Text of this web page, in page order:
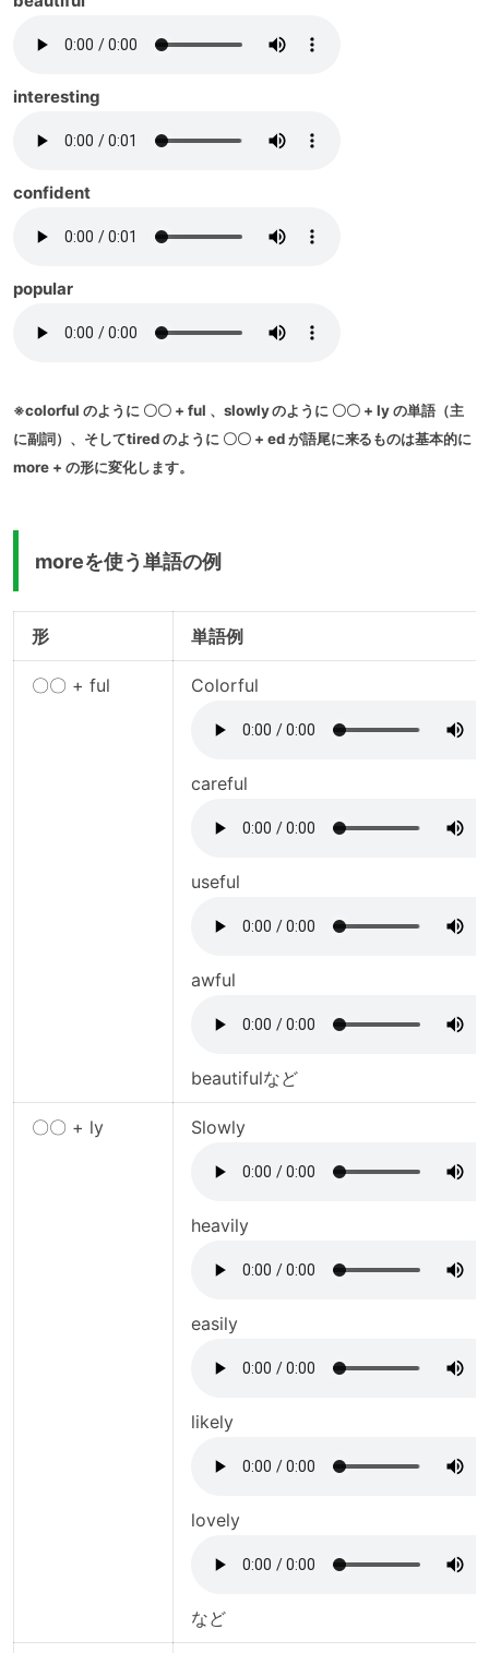
interesting
confident
popular
※colorful のように 〇〇 + ful 、slowly のように 〇〇 + ly の単語（主
に副詞）、そしてtired のように 〇〇 + ed が語尾に来るものは基本的に
more + の形に変化します。
moreを使う単語の例
形 単語例
〇〇 + ful Colorful
careful
useful
awful
beautifulなど
〇〇 + ly Slowly
heavily
easily
likely
lovely
など